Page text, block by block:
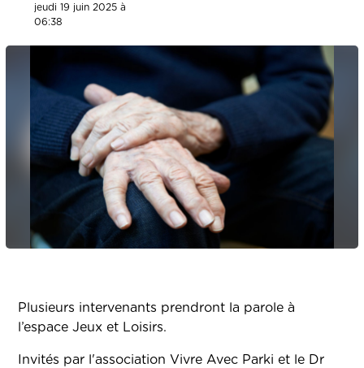
jeudi 19 juin 2025 à
06:38
Plusieurs intervenants prendront la parole à
l’espace Jeux et Loisirs.
Invités par l'association Vivre Avec Parki et le Dr